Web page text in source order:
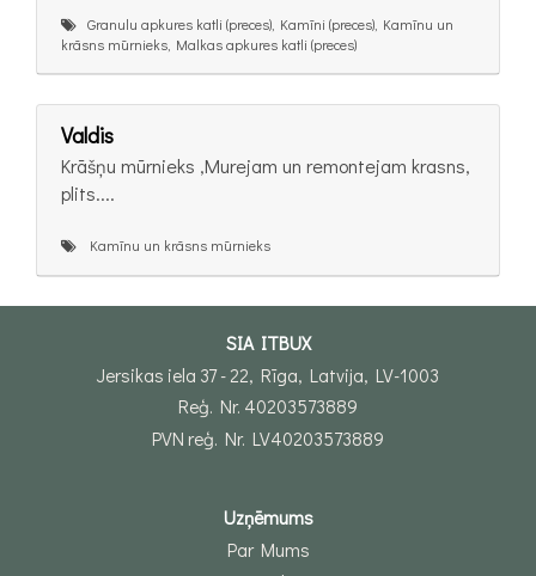
Granulu apkures katli (preces), Kamīni (preces), Kamīnu un
krāsns mūrnieks, Malkas apkures katli (preces)
Valdis
Krāšņu mūrnieks ,Murejam un remontejam krasns,
plits....
Kamīnu un krāsns mūrnieks
SIA ITBUX
Jersikas iela 37 - 22, Rīga, Latvija, LV-1003
Reģ. Nr. 40203573889
PVN reģ. Nr. LV40203573889
Uzņēmums
Par Mums